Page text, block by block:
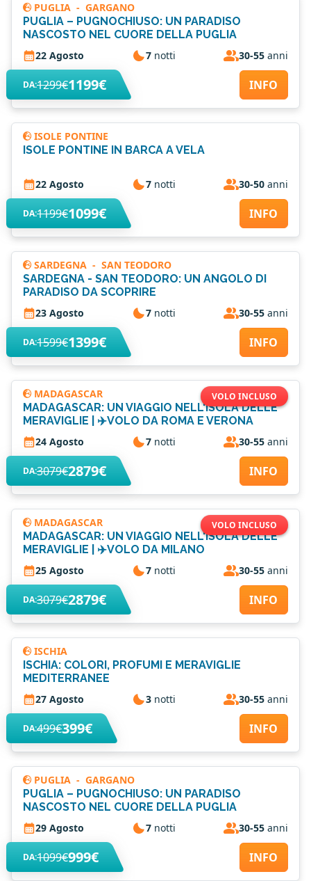
PUGLIA - GARGANO
PUGLIA – PUGNOCHIUSO: UN PARADISO
NASCOSTO NEL CUORE DELLA PUGLIA
22 Agosto
7 notti 30-55 anni
DA:1299€1199€ INFO
ISOLE PONTINE
ISOLE PONTINE IN BARCA A VELA
22 Agosto 7 notti 30-50 anni
DA:1199€1099€ INFO
SARDEGNA - SAN TEODORO
SARDEGNA - SAN TEODORO: UN ANGOLO DI
PARADISO DA SCOPRIRE
23 Agosto
7 notti 30-55 anni
DA:1599€1399€ INFO
VOLO INCLUSO
MADAGASCAR
MADAGASCAR: UN VIAGGIO NELL'ISOLA DELLE
MERAVIGLIE | ✈️VOLO DA ROMA E VERONA
24 Agosto
7 notti 30-55 anni
DA:3079€2879€ INFO
VOLO INCLUSO
MADAGASCAR
MADAGASCAR: UN VIAGGIO NELL'ISOLA DELLE
MERAVIGLIE | ✈️VOLO DA MILANO
25 Agosto
7 notti 30-55 anni
DA:3079€2879€ INFO
ISCHIA
ISCHIA: COLORI, PROFUMI E MERAVIGLIE
MEDITERRANEE
27 Agosto
3 notti 30-55 anni
DA:499€399€ INFO
PUGLIA - GARGANO
PUGLIA – PUGNOCHIUSO: UN PARADISO
NASCOSTO NEL CUORE DELLA PUGLIA
29 Agosto
7 notti 30-55 anni
DA:1099€999€ INFO